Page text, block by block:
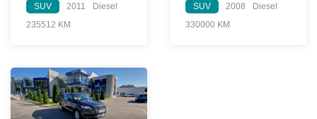
SUV 2011
Diesel
235512 KM
SUV 2008
Diesel
330000 KM